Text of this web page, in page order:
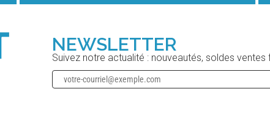
NEWSLETTER
Suivez notre actualité : nouveautés, soldes